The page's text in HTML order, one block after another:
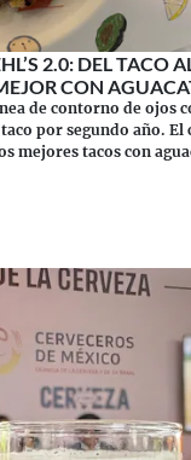
2.0: DEL TACO
CON
de contorno de ojos
por segundo año. El
mejores tacos con